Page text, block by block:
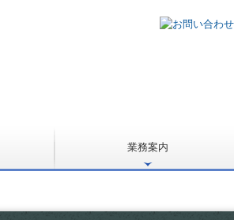
業務案内